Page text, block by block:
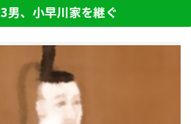
男、小早川家を継ぐ